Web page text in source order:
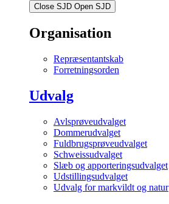
Close SJD Open SJD
Organisation
Repræsentantskab
Forretningsorden
Udvalg
Avlsprøveudvalget
Dommerudvalget
Fuldbrugsprøveudvalget
Schweissudvalget
Slæb og apporteringsudvalget
Udstillingsudvalget
Udvalg for markvildt og natur